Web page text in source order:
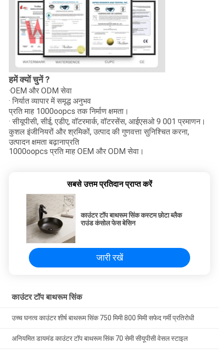
हमें क्यों चुनें ?
·OEM और ODM सेवा
· निर्यात व्यापार में समृद्ध अनुभव
प्रति माह 1000oopcs तक निर्माण क्षमता।
· सीयूपीसी, सीई, एडीए, वॉटरमार्क, वॉटरसेंस, आईएसओ 9 001 प्रमाणन।
कुशल इंजीनियरों और श्रमिकों, उत्पाद की गुणवत्ता सुनिश्चित करना,
उत्पादन क्षमता बढ़ानाप्रति
1000oopcs प्रति माह OEM और ODM सेवा।
सबसे उत्तम प्रतिदान प्राप्त करें
काउंटर टॉप बाथरूम सिंक कस्टम छोटा ब्लैक
राउंड कंसोल फेस बेसिन
जारी रखें
काउंटर टॉप बाथरूम सिंक
उच्च घनत्व काउंटर शीर्ष बाथरूम सिंक 750 मिमी 800 मिमी सफेद गर्मी प्रतिरोधी
अनियमित डायमंड काउंटर टॉप बाथरूम सिंक 70 सेमी सीयूपीसी वेसल स्टाइल